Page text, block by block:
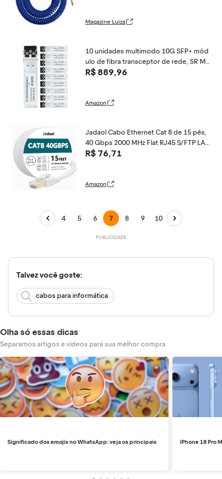
Magazine Luiza
10 unidades multimodo 10G SFP+ mód
ulo de fibra transceptor de rede, SR M
M850nm 300m, LC duplex para switch, r
R$ 889,96
Amazon
Jadaol Cabo Ethernet Cat 8 de 15 pés,
40 Gbps 2000 MHz Flat RJ45 S/FTP LA
N, cabo de rede Cat8 de alta velocidad
e dispositivos
R$ 76,71
Amazon
4 5 6 7 8 9 10
Talvez você goste:
cabos para informática
Olha só essas dicas
Separamos artigos e vídeos para sua melhor compra
Significado dos emojis no WhatsApp: veja os principais iPhone 18 Pro